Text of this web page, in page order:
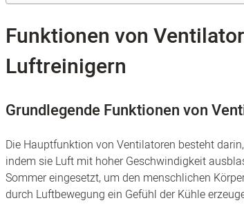
Funktionen von
Luftreinigern
Grundlegende Funktionen von
Die Hauptfunktion von Ventilatoren besteht
indem sie Luft mit hoher Geschwindigkeit
Sommer eingesetzt, um den menschlichen
durch Luftbewegung ein Gefühl der Kühle